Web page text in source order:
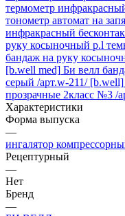
термометр
тонометр автомат на
инфракрасный
руку косыночный р.l
бандаж на руку
[b.well med] Би велл
серый /арт.w-211/ [b.well]
прозрачные 2класс №3 /
Характеристики
Форма выпуска
—
ингалятор
Рецептурный
—
Нет
Бренд
—